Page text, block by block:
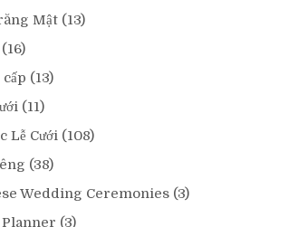
Mật (13)
(16)
(13)
(11)
Lễ Cưới (108)
(38)
Wedding Ceremonies (3)
(3)